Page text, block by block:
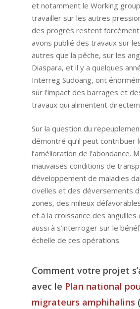
et notamment le Working
travailler sur les autres
des progrès restent forcément
avons publié des travaux sur
autres que la pêche, sur les
Diaspara, et il y a quelques
Interreg Sudoang, ont
sur l’impact des barrages et
travaux qui alimentent
Sur la question du
démontré qu’il peut contribuer
l’amélioration de l’abondance.
mauvaises conditions de
développement de maladies
civelles et des déversements
zones, des milieux
et à la croissance des anguilles
aussi à s’interroger sur le
échelle de ces opérations.
Comment votre projet
avec le Plan national
migrateurs amphihalins